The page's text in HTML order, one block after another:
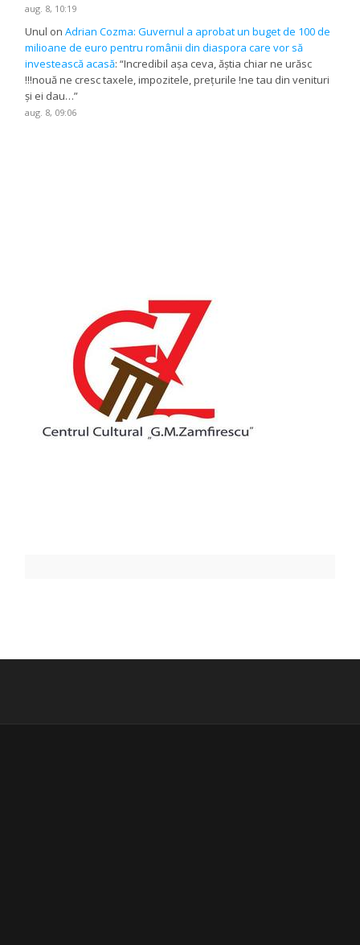
aug. 8, 10:19
Unul onAdrian Cozma: Guvernul a aprobat un buget de 100 de
milioane de euro pentru românii din diaspora care vor să
investească acasă: “Incredibil așa ceva, ăștia chiar ne urăsc
!!!nouă ne cresc taxele, impozitele, prețurile !ne tau din venituri
și ei dau…”
aug. 8, 09:06